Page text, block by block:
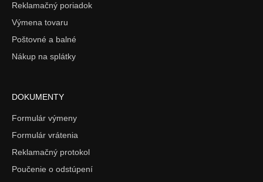
Reklamačný poriadok
Výmena tovaru
Poštovné a balné
Nákup na splátky
DOKUMENTY
Formulár výmeny
Formulár vrátenia
Reklamačný protokol
Poučenie o odstúpení